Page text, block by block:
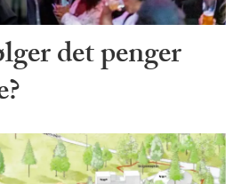
det penger